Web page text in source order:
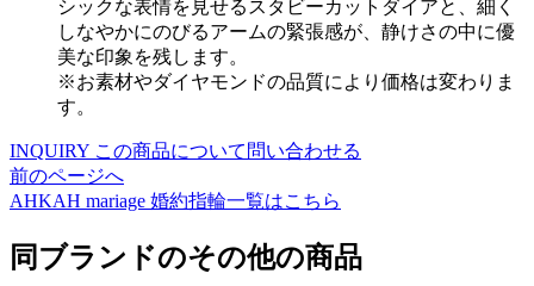
シックな表情を見せるスタビーカットダイアと、細く
しなやかにのびるアームの緊張感が、静けさの中に優
美な印象を残します。
※お素材やダイヤモンドの品質により価格は変わりま
す。
INQUIRY この商品について問い合わせる
前のページへ
AHKAH mariage 婚約指輪一覧はこちら
同ブランドのその他の商品